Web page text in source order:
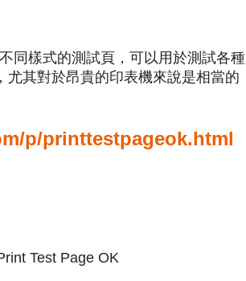
同樣式的測試頁，可以用於測試各種
其對於昂貴的印表機來說是相當的
p/printtestpageok.html
Test Page OK